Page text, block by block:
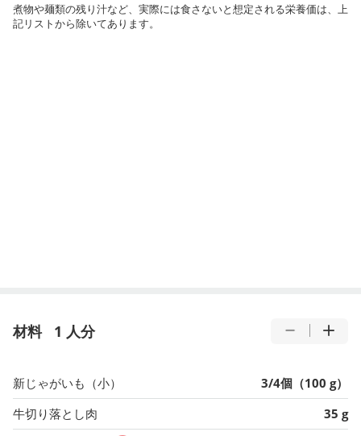
煮物や麺類の残り汁など、実際には食さないと想定される栄養価は、上
記リストから除いてあります。
材料 1 人分
新じゃがいも（小）
3/4個（100 g）
牛切り落とし肉
35 g